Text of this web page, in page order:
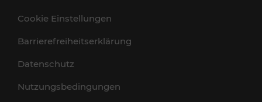
Cookie Einstellungen
Barrierefreiheitserklärung
Datenschutz
Nutzungsbedingungen